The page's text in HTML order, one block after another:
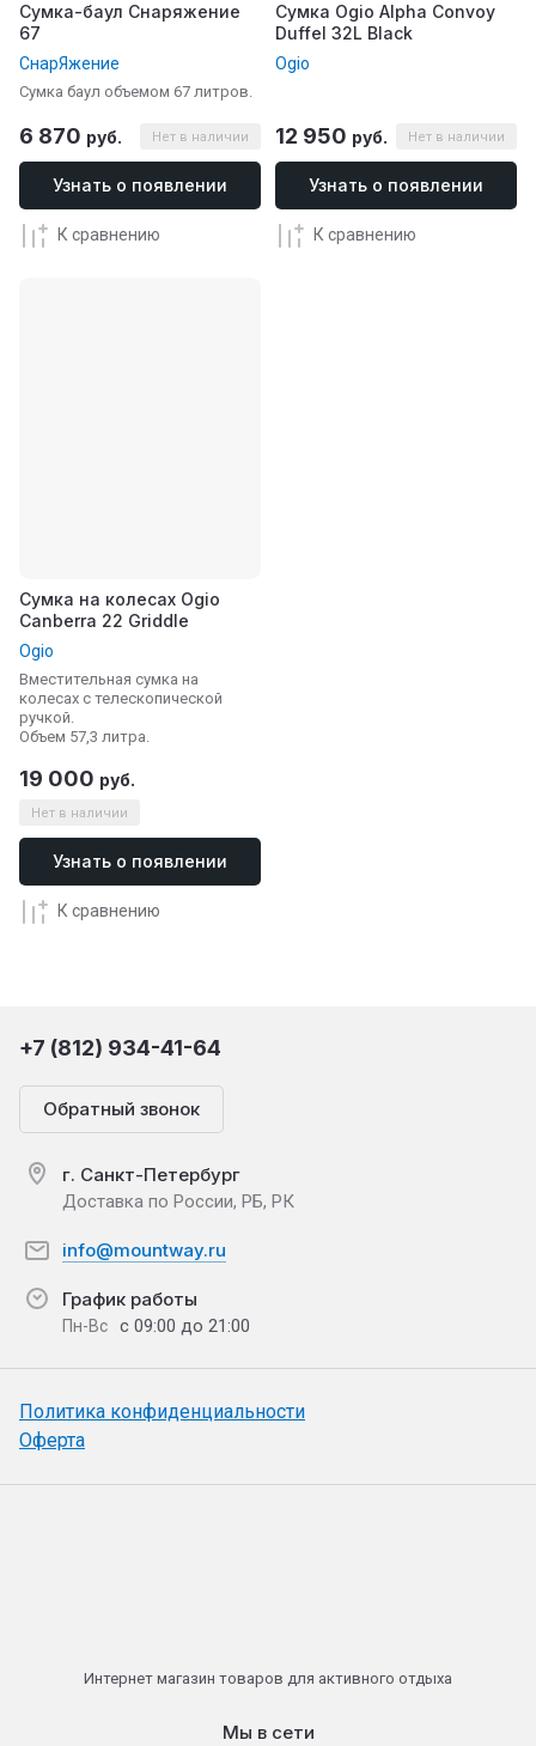
Сумка-баул Снаряжение
67
СнарЯжение
Сумка баул объемом 67 литров.
Нет в наличии
6 870 руб.
Узнать о появлении
К сравнению
Сумка Ogio Alpha Convoy
Duffel 32L Black
Ogio
Нет в наличии
12 950 руб.
Узнать о появлении
К сравнению
Сумка на колесах Ogio
Canberra 22 Griddle
Ogio
Вместительная сумка на
колесах с телескопической
ручкой.
Объем 57,3 литра.
Нет в наличии
19 000 руб.
Узнать о появлении
К сравнению
+7 (812) 934-41-64
Обратный звонок
г. Санкт-Петербург
Доставка по России, РБ, РК
info@mountway.ru
График работы
Пн-Вс с 09:00 до 21:00
Политика конфиденциальности
Оферта
Интернет магазин товаров для активного отдыха
Мы в сети